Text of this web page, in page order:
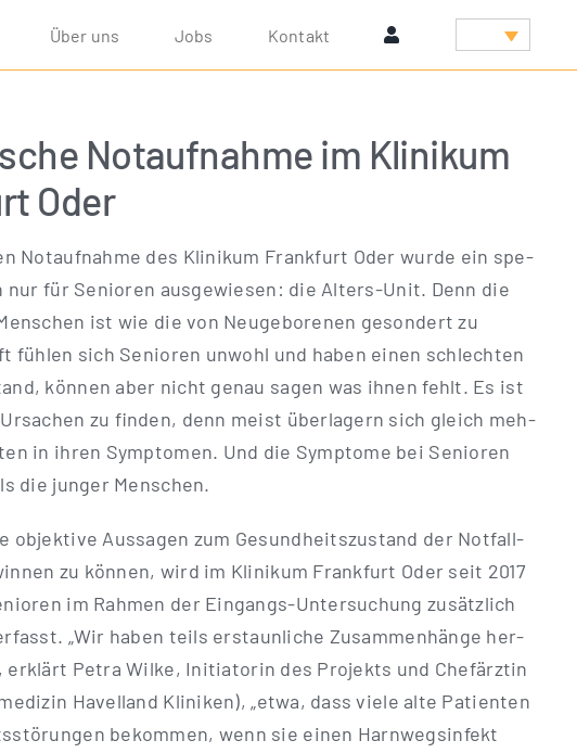
Über uns Jobs Kon­takt
Notaufnahme im Klinikum
Oder
Not­auf­nah­me des Kli­ni­kum Frank­furt Oder wur­de ein spe­
nur für Senio­ren aus­ge­wie­sen: die Alters-Unit. Denn die
ist wie die von Neu­ge­bo­re­nen geson­dert zu
füh­len sich Senio­ren unwohl und haben einen schlech­ten
kön­nen aber nicht genau sagen was ihnen fehlt. Es ist
zu fin­den, denn meist über­la­gern sich gleich meh­
in ihren Sym­pto­men. Und die Sym­pto­me bei Senio­ren
die jun­ger Menschen.
objek­ti­ve Aus­sa­gen zum Gesund­heits­zu­stand der Not­fall­
zu kön­nen, wird im Kli­ni­kum Frank­furt Oder seit 2017
im Rah­men der Ein­­gangs-Unter­­su­chung zusätz­lich
„Wir haben teils erstaun­li­che Zusam­men­hän­ge her­
erklärt Petra Wil­ke, Initia­to­rin des Pro­jekts und Chef­ärz­tin
Havel­land Kli­ni­ken), „etwa, dass vie­le alte Pati­en­ten
bekom­men, wenn sie einen Harn­wegs­in­fekt